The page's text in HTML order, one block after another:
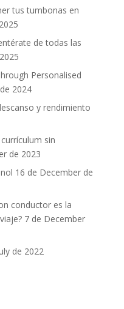
tus tumbonas en
de todas las
Personalised
2024
y rendimiento
sin
de 2023
16 de December de
conductor es la
7 de December
de 2022